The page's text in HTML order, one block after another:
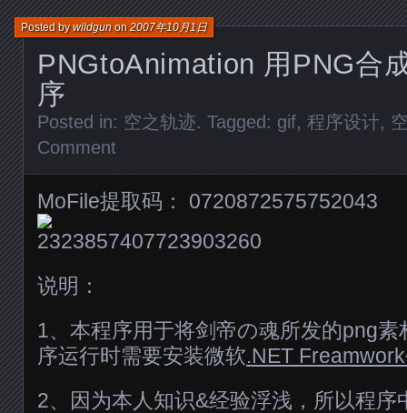
PNGtoAnimation 用PNG合
序
Posted bywildgunon2007年10月1日
Posted in: 空之轨迹. Tagged: gif, 程序设计,
Comment
MoFile提取码： 0720872575752043
说明：
1、本程序用于将剑帝の魂所发的png素
序运行时需要安装微软.NET
2、因为本人知识&经验浮浅，所以程序